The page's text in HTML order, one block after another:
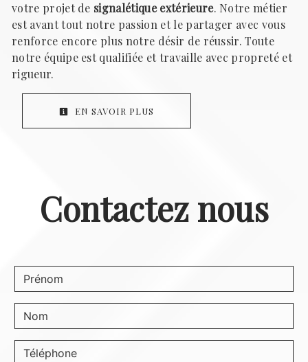
votre projet de signalétique extérieure. Notre métier
est avant tout notre passion et le partager avec vous
renforce encore plus notre désir de réussir. Toute
notre équipe est qualifiée et travaille avec propreté et
rigueur.
EN SAVOIR PLUS
Contactez nous